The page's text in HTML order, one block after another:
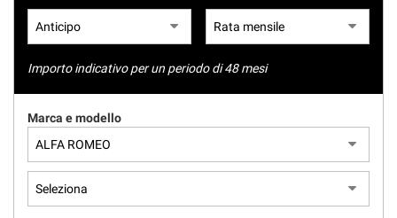
Importo indicativo per un periodo di 48 mesi
Marca e modello
tecnologie
tracciamento
che
offrire
e
svolgere
le